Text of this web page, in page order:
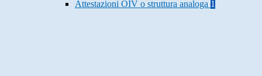
Attestazioni OIV o struttura analoga 1